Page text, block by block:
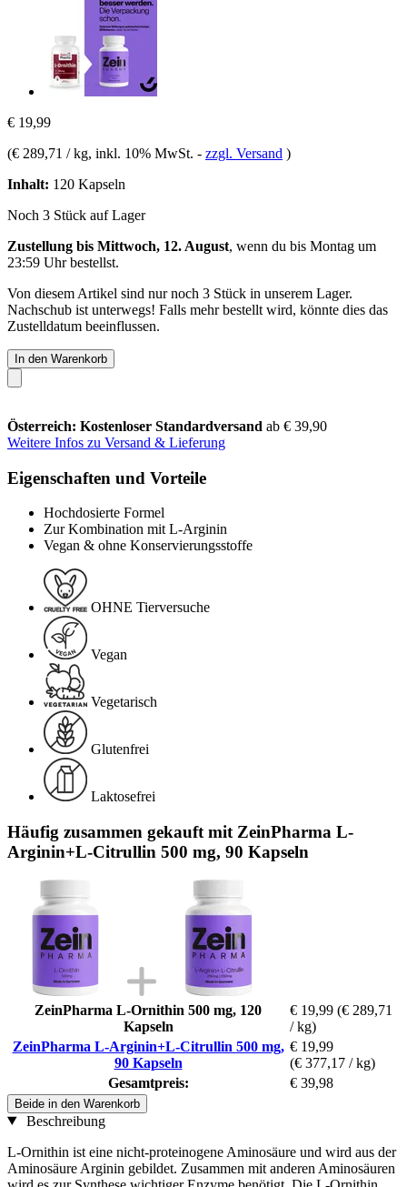
€ 19,99
(€ 289,71 / kg, inkl. 10% MwSt. - zzgl. Versand )
Inhalt: 120 Kapseln
Noch 3 Stück auf Lager
Zustellung bis Mittwoch, 12. August, wenn du bis Montag um
23:59 Uhrbestellst.
Von diesem Artikel sind nur noch 3 Stück in unserem Lager.
Nachschub ist unterwegs! Falls mehr bestellt wird, könnte dies das
Zustelldatum beeinflussen.
In den Warenkorb
Österreich: Kostenloser Standardversand ab € 39,90
Weitere Infos zu Versand & Lieferung
Eigenschaften und Vorteile
Hochdosierte Formel
Zur Kombination mit L-Arginin
Vegan & ohne Konservierungsstoffe
OHNE Tierversuche
Vegan
Vegetarisch
Glutenfrei
Laktosefrei
Häufig zusammen gekauft mit ZeinPharma L-
Arginin+L-Citrullin 500 mg, 90 Kapseln
ZeinPharma L-Ornithin 500 mg, 120
Kapseln
€ 19,99 (€ 289,71
/ kg)
ZeinPharma L-Arginin+L-Citrullin 500 mg,
90 Kapseln
€ 19,99
(€ 377,17 / kg)
Gesamtpreis:
€ 39,98
Beide in den Warenkorb
Beschreibung
L-Ornithin ist eine nicht-proteinogene Aminosäure und wird aus der
Aminosäure Arginin gebildet. Zusammen mit anderen Aminosäuren